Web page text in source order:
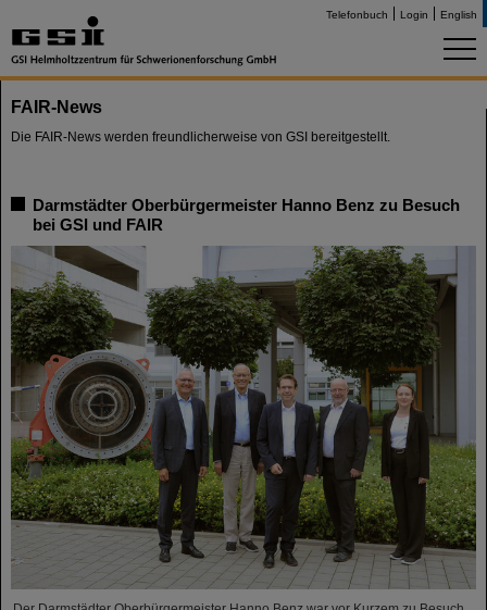
Telefonbuch Login English
FAIR-News
Die FAIR-News werden freundlicherweise von GSI bereitgestellt.
Darmstädter Oberbürgermeister Hanno Benz zu Besuch
bei GSI und FAIR